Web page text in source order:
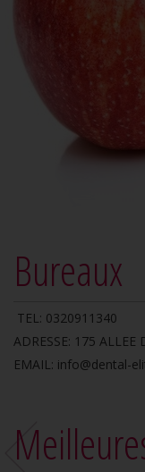
Bureaux
TEL: 0320911340
ADRESSE: 175 ALLEE
EMAIL: info@dental-